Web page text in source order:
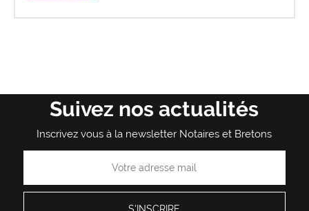
Suivez nos actualités
Inscrivez vous à la newsletter Notaires et Bretons